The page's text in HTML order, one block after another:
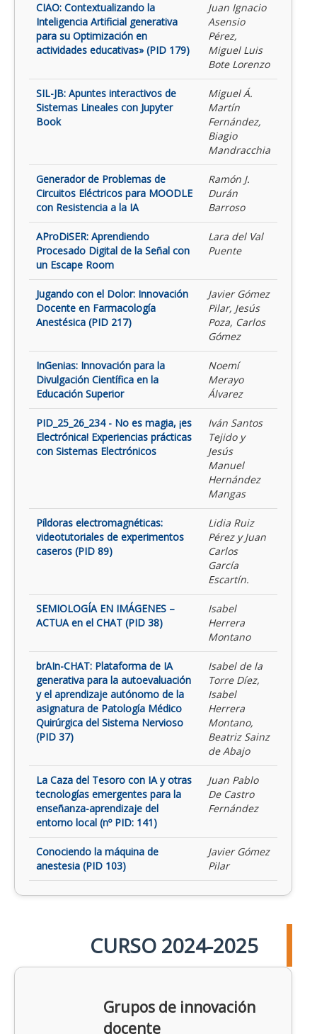
CIAO: Contextualizando la
Inteligencia Artificial generativa
para su Optimización en
actividades educativas» (PID 179)
Juan Ignacio
Asensio
Pérez,
Miguel Luis
Bote Lorenzo
SIL-JB: Apuntes interactivos de
Sistemas Lineales con Jupyter
Book
Miguel Á.
Martín
Fernández,
Biagio
Mandracchia
Generador de Problemas de
Circuitos Eléctricos para MOODLE
con Resistencia a la IA
Ramón J.
Durán
Barroso
AProDiSER: Aprendiendo
Procesado Digital de la Señal con
un Escape Room
Lara del Val
Puente
Jugando con el Dolor: Innovación
Docente en Farmacología
Anestésica (PID 217)
Javier Gómez
Pilar, Jesús
Poza, Carlos
Gómez
InGenias: Innovación para la
Divulgación Científica en la
Educación Superior
Noemí
Merayo
Álvarez
PID_25_26_234 - No es magia, ¡es
Electrónica! Experiencias prácticas
con Sistemas Electrónicos
Iván Santos
Tejido y
Jesús
Manuel
Hernández
Mangas
Píldoras electromagnéticas:
videotutoriales de experimentos
caseros (PID 89)
Lidia Ruiz
Pérez y Juan
Carlos
García
Escartín.
SEMIOLOGÍA EN IMÁGENES –
ACTUA en el CHAT (PID 38)
Isabel
Herrera
Montano
brAIn-CHAT: Plataforma de IA
generativa para la autoevaluación
y el aprendizaje autónomo de la
asignatura de Patología Médico
Quirúrgica del Sistema Nervioso
(PID 37)
Isabel de la
Torre Díez,
Isabel
Herrera
Montano,
Beatriz Sainz
de Abajo
La Caza del Tesoro con IA y otras
tecnologías emergentes para la
enseñanza-aprendizaje del
entorno local (nº PID: 141)
Juan Pablo
De Castro
Fernández
Conociendo la máquina de
anestesia (PID 103)
Javier Gómez
Pilar
CURSO 2024-2025
Grupos de innovación
docente